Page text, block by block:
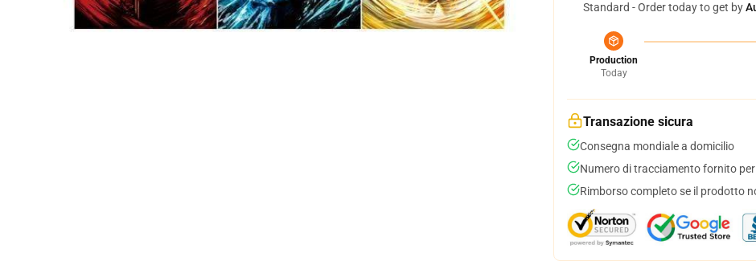
Standard - Order today to get by
Production
Today
Transazione sicura
Consegna mondiale a domicilio
Numero di tracciamento fornito
Rimborso completo se il prodotto